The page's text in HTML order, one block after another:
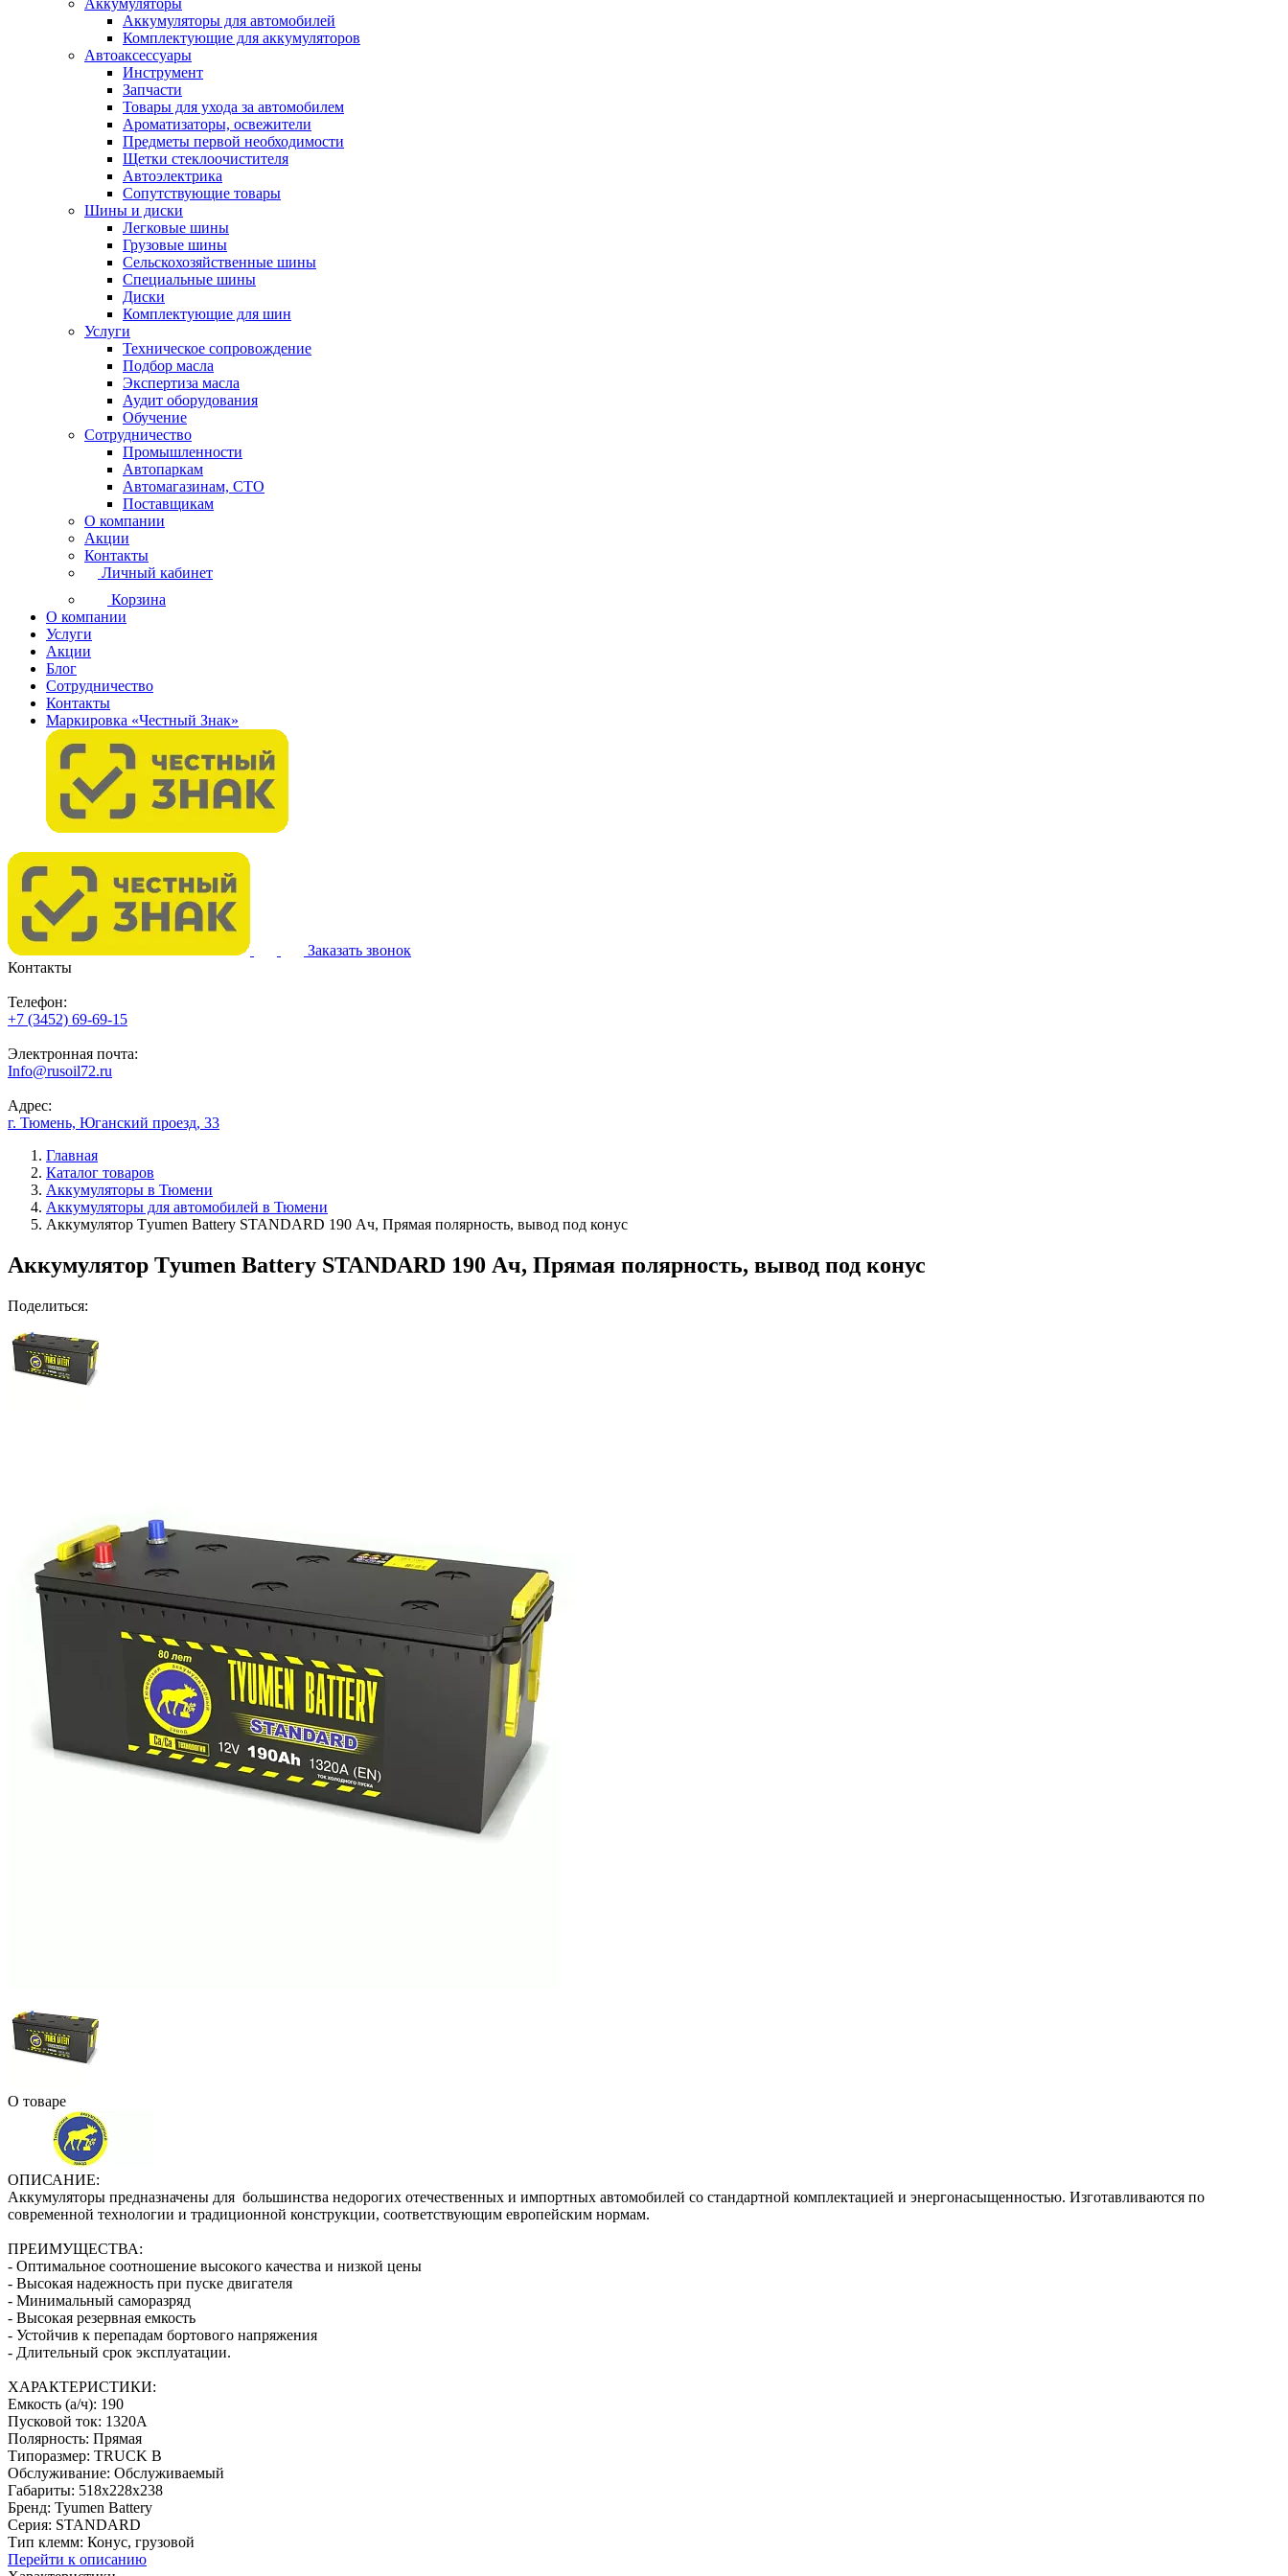
Аккумуляторы
Аккумуляторы для автомобилей
Комплектующие для аккумуляторов
Автоаксессуары
Инструмент
Запчасти
Товары для ухода за автомобилем
Ароматизаторы, освежители
Предметы первой необходимости
Щетки стеклоочистителя
Автоэлектрика
Сопутствующие товары
Шины и диски
Легковые шины
Грузовые шины
Сельскохозяйственные шины
Специальные шины
Диски
Комплектующие для шин
Услуги
Техническое сопровождение
Подбор масла
Экспертиза масла
Аудит оборудования
Обучение
Сотрудничество
Промышленности
Автопаркам
Автомагазинам, СТО
Поставщикам
О компании
Акции
Контакты
Личный кабинет
Корзина
О компании
Услуги
Акции
Блог
Сотрудничество
Контакты
Маркировка «Честный Знак»
Заказать звонок
Контакты
Телефон:
+7 (3452) 69-69-15
Электронная почта:
Info@rusoil72.ru
Адрес:
г. Тюмень, Юганский проезд, 33
Главная
Каталог товаров
Аккумуляторы в Тюмени
Аккумуляторы для автомобилей в Тюмени
Аккумулятор Тyumen Battery STANDARD 190 Ач, Прямая полярность, вывод под конус
Аккумулятор Тyumen Battery STANDARD 190 Ач, Прямая полярность, вывод под конус
Поделиться:
О товаре
ОПИСАНИЕ:
Аккумуляторы предназначены для большинства недорогих отечественных и импортных автомобилей со стандартной комплектацией и энергонасыщенностью. Изготавливаются по
современной технологии и традиционной конструкции, соответствующим европейским нормам.
ПРЕИМУЩЕСТВА:
- Оптимальное соотношение высокого качества и низкой цены
- Высокая надежность при пуске двигателя
- Минимальный саморазряд
- Высокая резервная емкость
- Устойчив к перепадам бортового напряжения
- Длительный срок эксплуатации.
ХАРАКТЕРИСТИКИ:
Емкость (а/ч): 190
Пусковой ток: 1320А
Полярность: Прямая
Типоразмер: TRUCK B
Обслуживание: Обслуживаемый
Габариты: 518x228x238
Бренд: Tyumen Battery
Серия: STANDARD
Тип клемм: Конус, грузовой
Перейти к описанию